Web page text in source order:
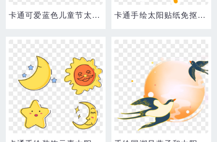
卡通可爱蓝色儿童节太阳蓝天装饰手绘素材 卡通手绘太阳贴纸免抠装饰元素